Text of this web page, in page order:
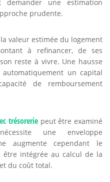
demander une estimation
prudente.
valeur estimée du logement
à refinancer, de ses
reste à vivre. Une hausse
un capital
de remboursement
trésorerie peut être examiné
une enveloppe
augmente cependant le
intégrée au calcul de la
du coût total.